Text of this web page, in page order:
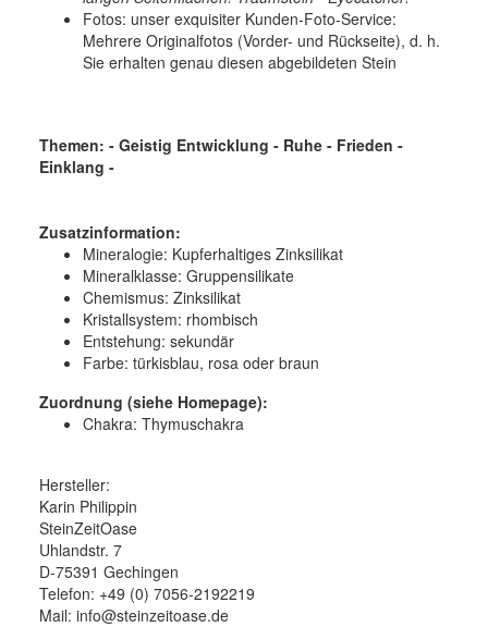
Fotos: unser exquisiter Kunden-Foto-Service:
Mehrere Originalfotos (Vorder- und Rückseite), d. h.
Sie erhalten genau diesen abgebildeten Stein
Themen: - Geistig Entwicklung - Ruhe - Frieden -
Einklang -
Zusatzinformation:
Mineralogie: Kupferhaltiges Zinksilikat
Mineralklasse: Gruppensilikate
Chemismus: Zinksilikat
Kristallsystem: rhombisch
Entstehung: sekundär
Farbe: türkisblau, rosa oder braun
Zuordnung (siehe Homepage):
Chakra: Thymuschakra
Hersteller:
Karin Philippin
SteinZeitOase
Uhlandstr. 7
D-75391 Gechingen
Telefon: +49 (0) 7056-2192219
Mail: info@steinzeitoase.de